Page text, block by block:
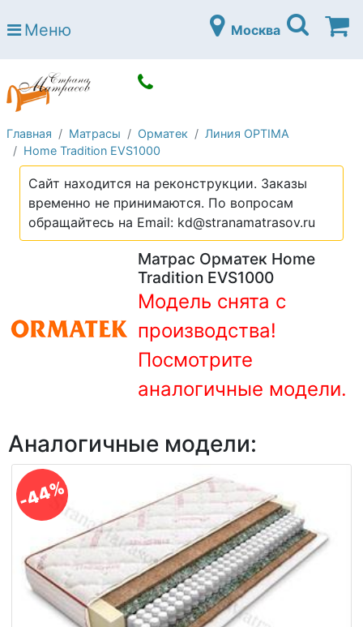
Страна матрасов
Open submenu (Матрасы)
Open submenu (Кровати)
Кровати
Open submenu (Аксессуары)
Open submenu (Диваны)
Диваны
Open submenu (Постельное белье)
Постельное белье
Open submenu (Мебель)
Мебель
Open submenu (Основания)
Основания
Open submenu (Детские матрасы)
Детские матрасы
Open submenu (Детские кровати)
Детские кровати
Open submenu (Шкафы)
Шкафы
Доставка по городу
Меню Москва
Главная Матрасы Орматек
Линия OPTIMA
Home Tradition EVS1000
Сайт находится на реконструкции. Заказы
временно не принимаются. По вопросам
обращайтесь на Email: kd@stranamatrasov.ru
Матрас Орматек Home
Tradition EVS1000
Модель снята с
производства!
Посмотрите
аналогичные модели.
Аналогичные модели:
-44%